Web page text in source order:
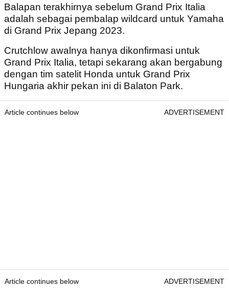
Balapan terakhirnya sebelum Grand Prix Italia
adalah sebagai pembalap wildcard untuk Yamaha
di Grand Prix Jepang 2023.
Crutchlow awalnya hanya dikonfirmasi untuk
Grand Prix Italia, tetapi sekarang akan bergabung
dengan tim satelit Honda untuk Grand Prix
Hungaria akhir pekan ini di Balaton Park.
Article continues below ADVERTISEMENT
Article continues below ADVERTISEMENT